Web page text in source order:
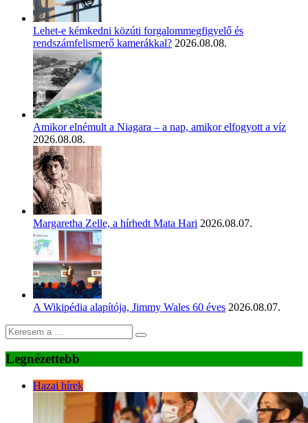
Lehet-e kémkedni közúti forgalommegfigyelő és
rendszámfelismerő kamerákkal? 2026.08.08.
Amikor elnémult a Niagara – a nap, amikor elfogyott a víz
2026.08.08.
Margaretha Zelle, a hírhedt Mata Hari 2026.08.07.
A Wikipédia alapítója, Jimmy Wales 60 éves 2026.08.07.
Legnézettebb
Hazai hírek